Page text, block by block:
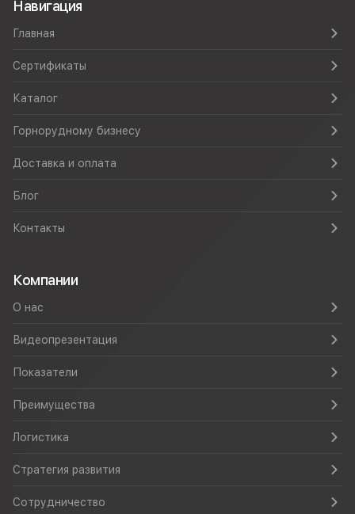
Навигация
Главная
Сертификаты
Каталог
Горнорудному бизнесу
Доставка и оплата
Блог
Контакты
Компании
О нас
Видеопрезентация
Показатели
Преимущества
Логистика
Стратегия развития
Сотрудничество